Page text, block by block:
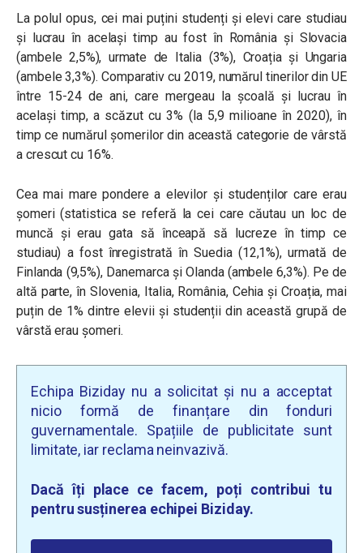
La polul opus, cei mai puțini studenți și elevi care studiau
și lucrau în același timp au fost în România și Slovacia
(ambele 2,5%), urmate de Italia (3%), Croația și Ungaria
(ambele 3,3%). Comparativ cu 2019, numărul tinerilor din UE
între 15-24 de ani, care mergeau la școală și lucrau în
același timp, a scăzut cu 3% (la 5,9 milioane în 2020), în
timp ce numărul șomerilor din această categorie de vârstă
a crescut cu 16%.
Cea mai mare pondere a elevilor și studenților care erau
șomeri (statistica se referă la cei care căutau un loc de
muncă și erau gata să înceapă să lucreze în timp ce
studiau) a fost înregistrată în Suedia (12,1%), urmată de
Finlanda (9,5%), Danemarca și Olanda (ambele 6,3%). Pe de
altă parte, în Slovenia, Italia, România, Cehia și Croația, mai
puțin de 1% dintre elevii și studenții din această grupă de
vârstă erau șomeri.
Echipa Biziday nu a solicitat și nu a acceptat
nicio formă de finanțare din fonduri
guvernamentale. Spațiile de publicitate sunt
limitate, iar reclama neinvazivă.
Dacă îți place ce facem, poți contribui tu
pentru susținerea echipei Biziday.